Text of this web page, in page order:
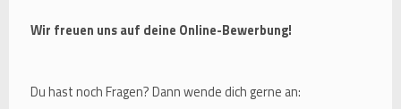
Wir freuen uns auf deine Online-Bewerbung!
Du hast noch Fragen? Dann wende dich gerne an: